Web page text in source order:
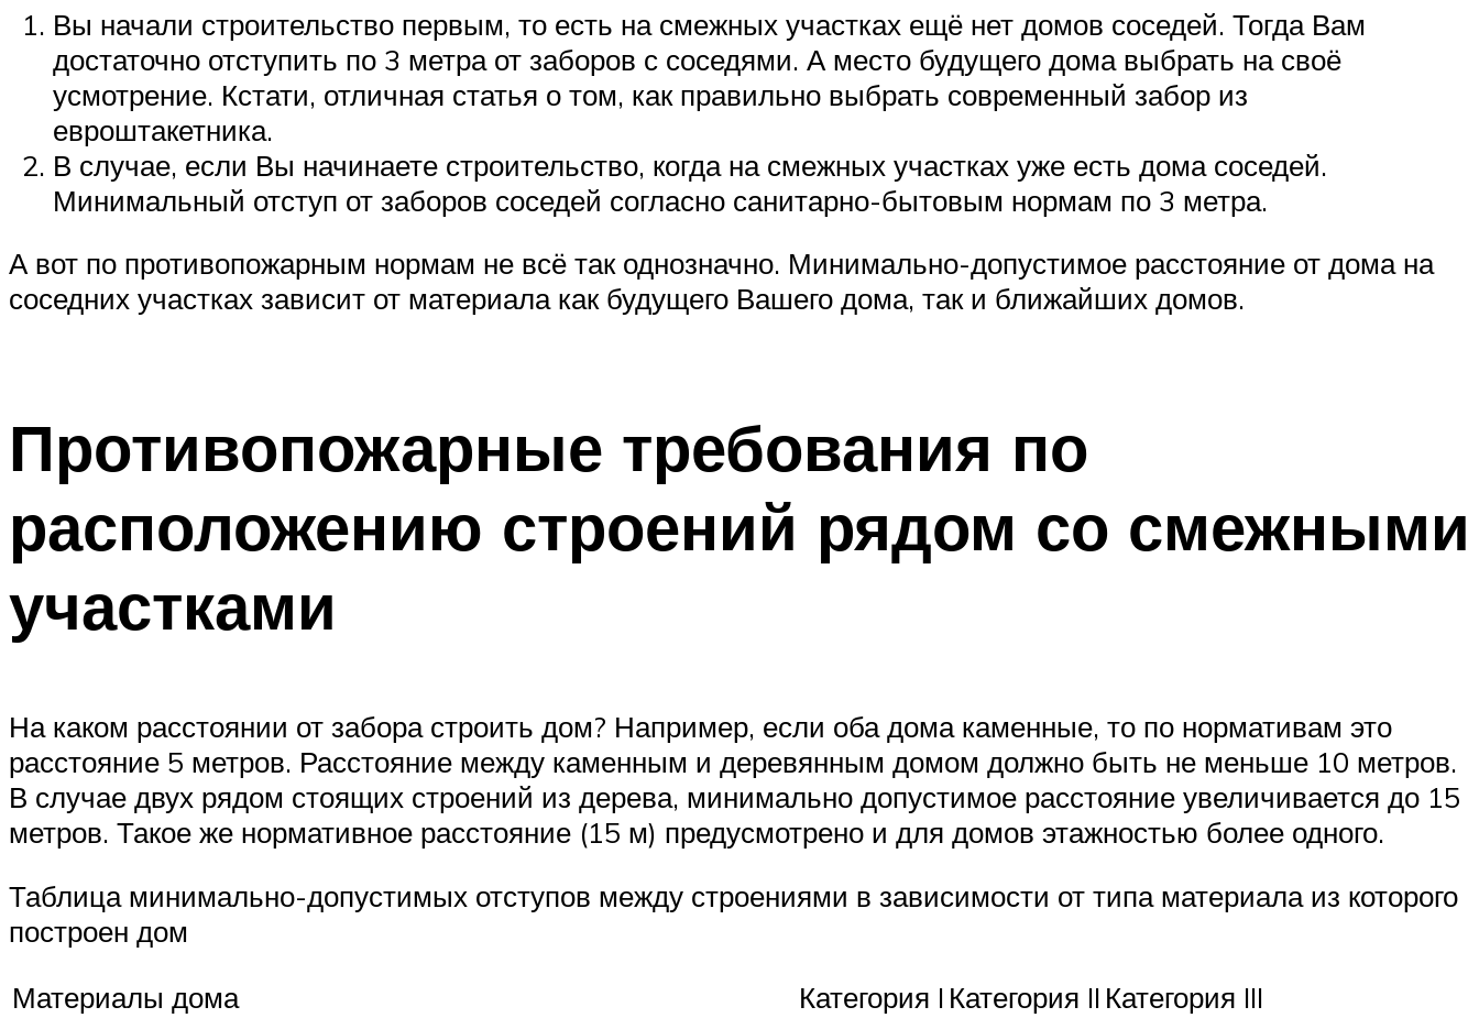
Вы начали строительство первым, то есть на смежных участках ещё нет домов соседей. Тогда Вам
достаточно отступить по 3 метра от заборов с соседями. А место будущего дома выбрать на своё
усмотрение. Кстати, отличная статья о том, как правильно выбрать современный забор из
евроштакетника.
В случае, если Вы начинаете строительство, когда на смежных участках уже есть дома соседей.
Минимальный отступ от заборов соседей согласно санитарно-бытовым нормам по 3 метра.
А вот по противопожарным нормам не всё так однозначно. Минимально-допустимое расстояние от дома на
соседних участках зависит от материала как будущего Вашего дома, так и ближайших домов.
Противопожарные требования по
расположению строений рядом со смежными
участками
На каком расстоянии от забора строить дом? Например, если оба дома каменные, то по нормативам это
расстояние 5 метров. Расстояние между каменным и деревянным домом должно быть не меньше 10 метров.
В случае двух рядом стоящих строений из дерева, минимально допустимое расстояние увеличивается до 15
метров. Такое же нормативное расстояние (15 м) предусмотрено и для домов этажностью более одного.
Таблица минимально-допустимых отступов между строениями в зависимости от типа материала из которого
построен дом
Материалы дома
Категория I Категория II Категория III